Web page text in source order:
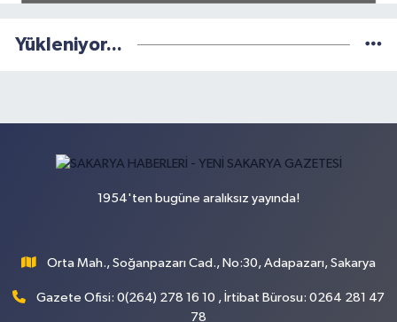
Yükleniyor...
1954'ten bugüne aralıksız yayında!
Orta Mah., Soğanpazarı Cad., No:30, Adapazarı, Sakarya
Gazete Ofisi: 0(264) 278 16 10 , İrtibat Bürosu: 0264 281 47
78